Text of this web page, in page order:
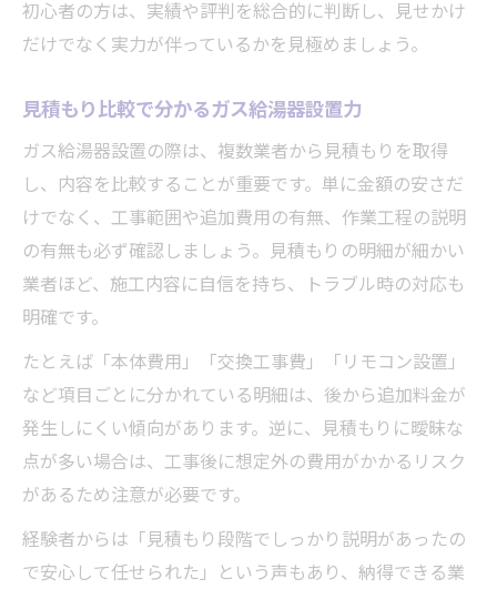
初心者の方は、実績や評判を総合的に判断し、見せかけ
だけでなく実力が伴っているかを見極めましょう。
見積もり比較で分かるガス給湯器設置力
ガス給湯器設置の際は、複数業者から見積もりを取得
し、内容を比較することが重要です。単に金額の安さだ
けでなく、工事範囲や追加費用の有無、作業工程の説明
の有無も必ず確認しましょう。見積もりの明細が細かい
業者ほど、施工内容に自信を持ち、トラブル時の対応も
明確です。
たとえば「本体費用」「交換工事費」「リモコン設置」
など項目ごとに分かれている明細は、後から追加料金が
発生しにくい傾向があります。逆に、見積もりに曖昧な
点が多い場合は、工事後に想定外の費用がかかるリスク
があるため注意が必要です。
経験者からは「見積もり段階でしっかり説明があったの
で安心して任せられた」という声もあり、納得できる業